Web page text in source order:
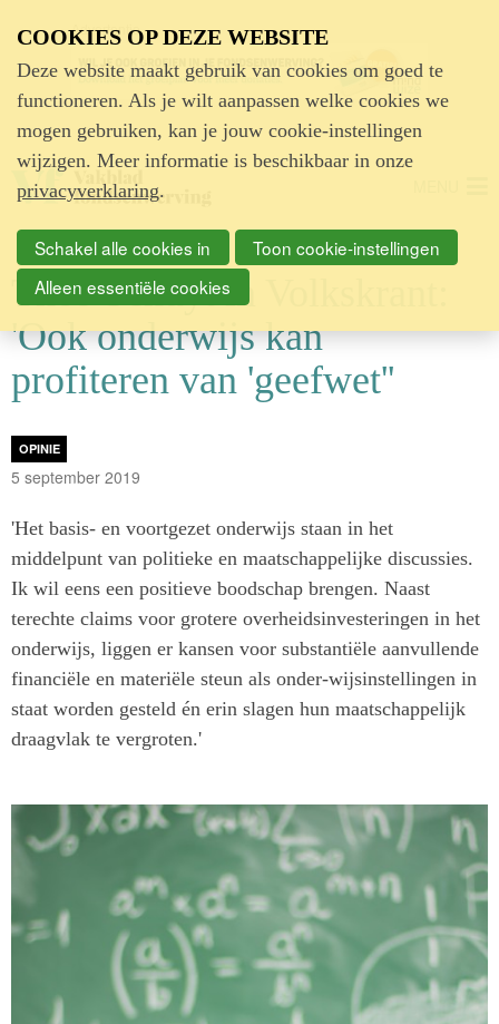
Advertentie
Theo Schuyt in Volkskrant:
'Ook onderwijs kan
profiteren van 'geefwet''
OPINIE
5 september 2019
'Het basis- en voortgezet onderwijs staan in het
middelpunt van politieke en maatschappelijke discussies.
Ik wil eens een positieve boodschap brengen. Naast
terechte claims voor grotere overheidsinvesteringen in het
onderwijs, liggen er kansen voor substantiële aanvullende
financiële en materiële steun als onder-wijsinstellingen in
staat worden gesteld én erin slagen hun maatschappelijk
draagvlak te vergroten.'
COOKIES OP DEZE WEBSITE
Deze website maakt gebruik van cookies om goed te
functioneren. Als je wilt aanpassen welke cookies we
mogen gebruiken, kan je jouw cookie-instellingen
wijzigen. Meer informatie is beschikbaar in onze
privacyverklaring.
Schakel alle cookies in
Toon cookie-instellingen
Alleen essentiële cookies